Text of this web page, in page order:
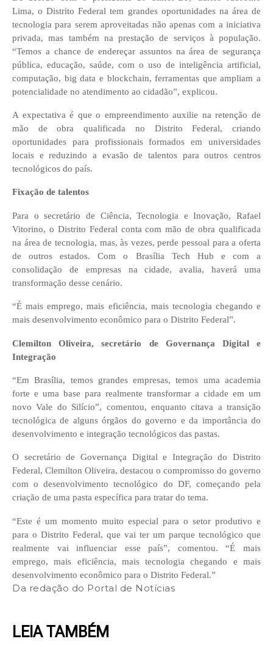
Lima, o Distrito Federal tem grandes oportunidades na área de
tecnologia para serem aproveitadas não apenas com a iniciativa
privada, mas também na prestação de serviços à população.
“Temos a chance de endereçar assuntos na área de segurança
pública, educação, saúde, com o uso de inteligência artificial,
computação, big data e blockchain, ferramentas que ampliam a
potencialidade no atendimento ao cidadão”, explicou.
A expectativa é que o empreendimento auxilie na retenção de
mão de obra qualificada no Distrito Federal, criando
oportunidades para profissionais formados em universidades
locais e reduzindo a evasão de talentos para outros centros
tecnológicos do país.
Fixação de talentos
Para o secretário de Ciência, Tecnologia e Inovação, Rafael
Vitorino, o Distrito Federal conta com mão de obra qualificada
na área de tecnologia, mas, às vezes, perde pessoal para a oferta
de outros estados. Com o Brasília Tech Hub e com a
consolidação de empresas na cidade, avalia, haverá uma
transformação desse cenário.
“É mais emprego, mais eficiência, mais tecnologia chegando e
mais desenvolvimento econômico para o Distrito Federal”.
Clemilton Oliveira, secretário de Governança Digital e
Integração
“Em Brasília, temos grandes empresas, temos uma academia
forte e uma base para realmente transformar a cidade em um
novo Vale do Silício”, comentou, enquanto citava a transição
tecnológica de alguns órgãos do governo e da importância do
desenvolvimento e integração tecnológicos das pastas.
O secretário de Governança Digital e Integração do Distrito
Federal, Clemilton Oliveira, destacou o compromisso do governo
com o desenvolvimento tecnológico do DF, começando pela
criação de uma pasta específica para tratar do tema.
“Este é um momento muito especial para o setor produtivo e
para o Distrito Federal, que vai ter um parque tecnológico que
realmente vai influenciar esse país”, comentou. “É mais
emprego, mais eficiência, mais tecnologia chegando e mais
desenvolvimento econômico para o Distrito Federal.”
Da redação do Portal de Notícias
LEIA TAMBÉM